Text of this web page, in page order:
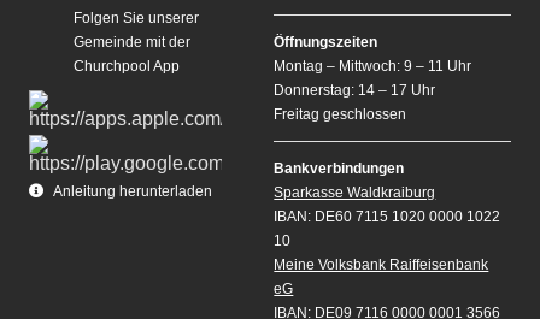
Folgen Sie unserer
Gemeinde mit der
Churchpool App
Anleitung herunterladen
Öffnungszeiten
Montag – Mittwoch: 9 – 11 Uhr
Donnerstag: 14 – 17 Uhr
Freitag geschlossen
Bankverbindungen
Sparkasse Waldkraiburg
IBAN: DE60 7115 1020 0000 1022
10
Meine Volksbank Raiffeisenbank
eG
IBAN: DE09 7116 0000 0001 3566